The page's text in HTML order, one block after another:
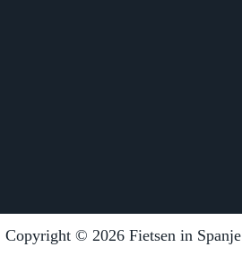
Copyright © 2026 Fietsen in Spanje